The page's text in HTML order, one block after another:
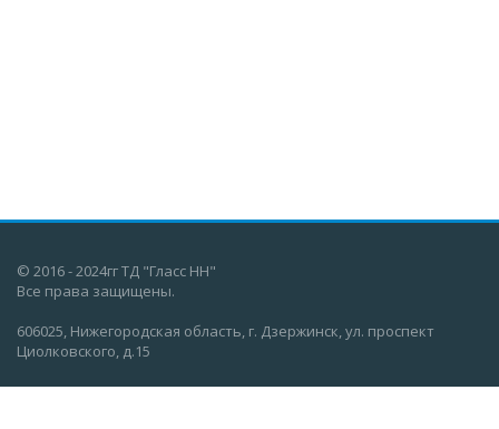
© 2016 - 2024гг ТД "Гласс НН"
Все права защищены.
606025, Нижегородская область, г. Дзержинск, ул. проспект
Циолковского, д.15